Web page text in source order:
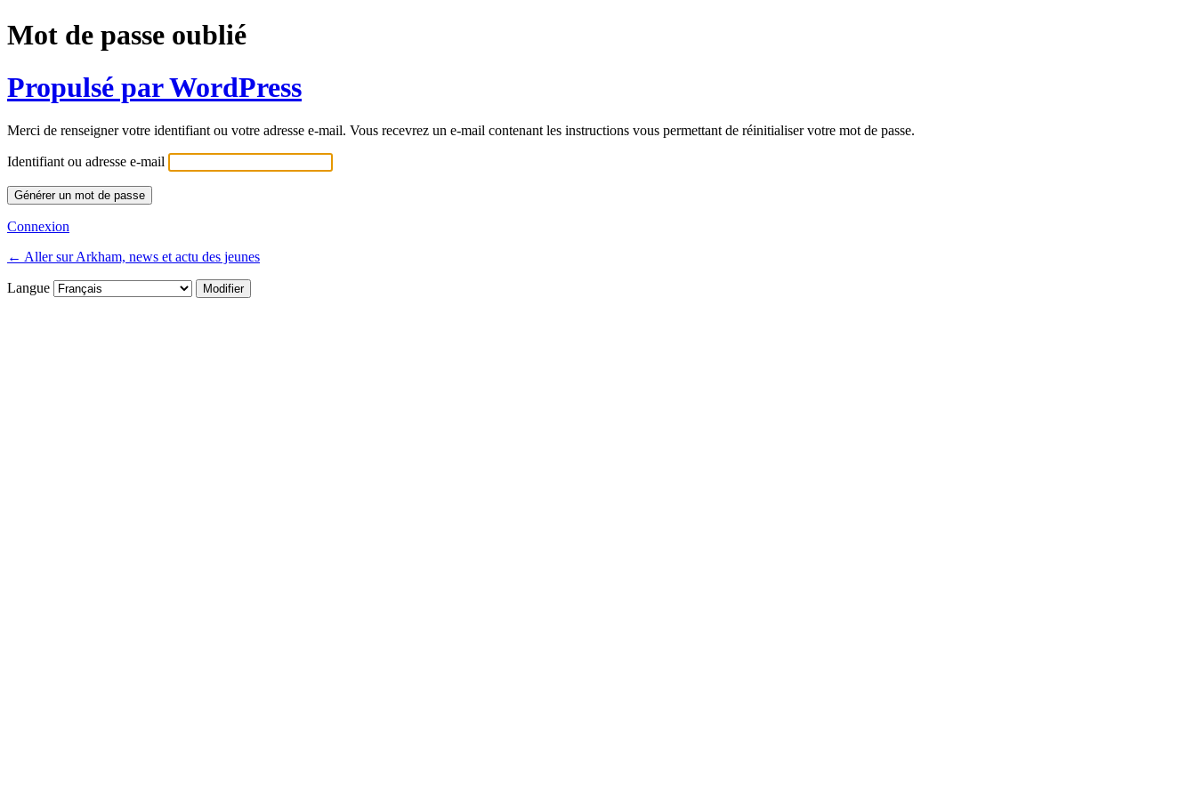
Mot de passe oublié
Propulsé par WordPress
Merci de renseigner votre identifiant ou votre adresse e-mail. Vous recevrez un e-mail contenant les instructions vous permettant de réinitialiser votre mot de passe.
Identifiant ou adresse e-mail
Connexion
← Aller sur Arkham, news et actu des jeunes
Langue